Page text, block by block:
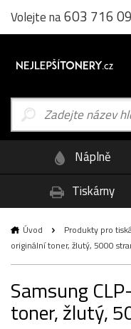
Volejte na603 716
Náplně
Tiskárny
Úvod Produkty pro
originální toner, žlutý, 5000
Samsung
toner, žlutý,